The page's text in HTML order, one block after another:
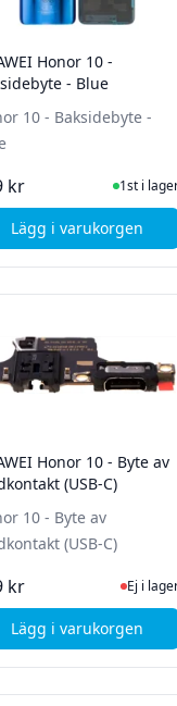
loud speaker
Honor 10 -
- Blue
10 - Baksidebyte -
kr I Lager1st i
Lägg i varukorgen
, HUAWEI
Pro 2019 / P Smart Z
Honor 10 - Byte av
(USB-C)
10 - Byte av
(USB-C)
kr Ej i lager,
Ej i
Lägg i varukorgen
, HUAWEI